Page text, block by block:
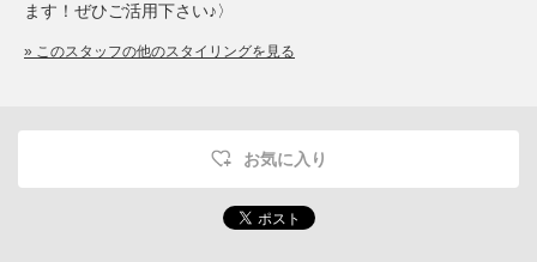
ます！ぜひご活用下さい♪〉
» このスタッフの他のスタイリングを見る
お気に入り